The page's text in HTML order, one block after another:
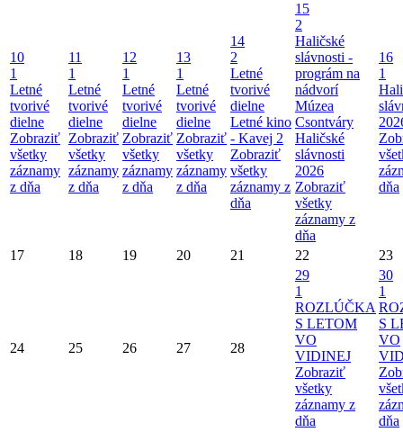
10
1
Letné
tvorivé
dielne
Zobraziť
všetky
záznamy
z dňa
11
1
Letné
tvorivé
dielne
Zobraziť
všetky
záznamy
z dňa
12
1
Letné
tvorivé
dielne
Zobraziť
všetky
záznamy
z dňa
13
1
Letné
tvorivé
dielne
Zobraziť
všetky
záznamy
z dňa
14
2
Letné
tvorivé
dielne
Letné kino
- Kavej 2
Zobraziť
všetky
záznamy z
dňa
15
2
Haličské
slávnosti -
prográm na
nádvorí
Múzea
Csontváry
Haličské
slávnosti
2026
Zobraziť
všetky
záznamy z
dňa
16
1
dňa
17 18 19 20 21 22 23
24 25 26 27 28
29
1
ROZLÚČKA
S LETOM
VO
VIDINEJ
Zobraziť
všetky
záznamy z
dňa
30
1
S
VO
dňa